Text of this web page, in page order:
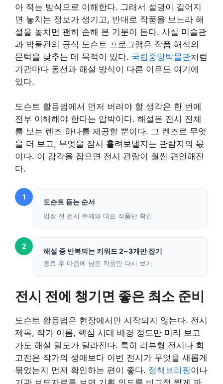
아 적는 방식으로 이해한다. 그래서 설명이 길어지
면 놓치는 정보가 생기고, 반대로 작품을 보느라 해
설을 놓치면 괜히 손해 본 기분이 든다. 사실 미술관
과 박물관의 공식 도슨트 프로그램은 작품 해석의
문턱을 낮추는 데 목적이 있다. 국립중앙박물관처럼
기관마다 동선과 해설 방식이 다른 이유도 여기에
있다.
도슨트 활용법에서 먼저 버려야 할 생각은 한 번에
전부 이해해야 한다는 압박이다. 해설은 전시 전체
를 보는 렌즈 하나를 제공할 뿐이다. 그 렌즈로 무엇
을 더 보고, 무엇을 잠시 흘려보낼지는 관람자의 몫
이다. 이 감각을 잡으면 전시 관람이 훨씬 편안해진
다.
1
도슨트 듣는 순서
입장 전 전시 주제와 대표 작품만 확인
2
해설 중 반복되는 키워드 2~3개만 잡기
종료 후 마음에 남은 작품만 다시 보기
전시 전에 챙기면 좋은 최소 준비
도슨트 활용법은 현장에서만 시작되지 않는다. 전시
제목, 작가 이름, 핵심 시대 배경 정도만 미리 보고
가도 해설 밀도가 달라진다. 특히 리뷰형 전시나 회
고전은 작가의 생애보다 이번 전시가 무엇을 새롭게
묶었는지 먼저 확인하는 편이 좋다. 정책브리핑이나